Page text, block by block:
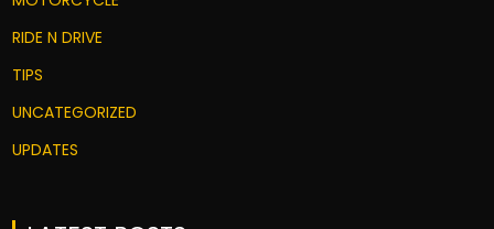
RIDE N DRIVE
TIPS
UNCATEGORIZED
UPDATES